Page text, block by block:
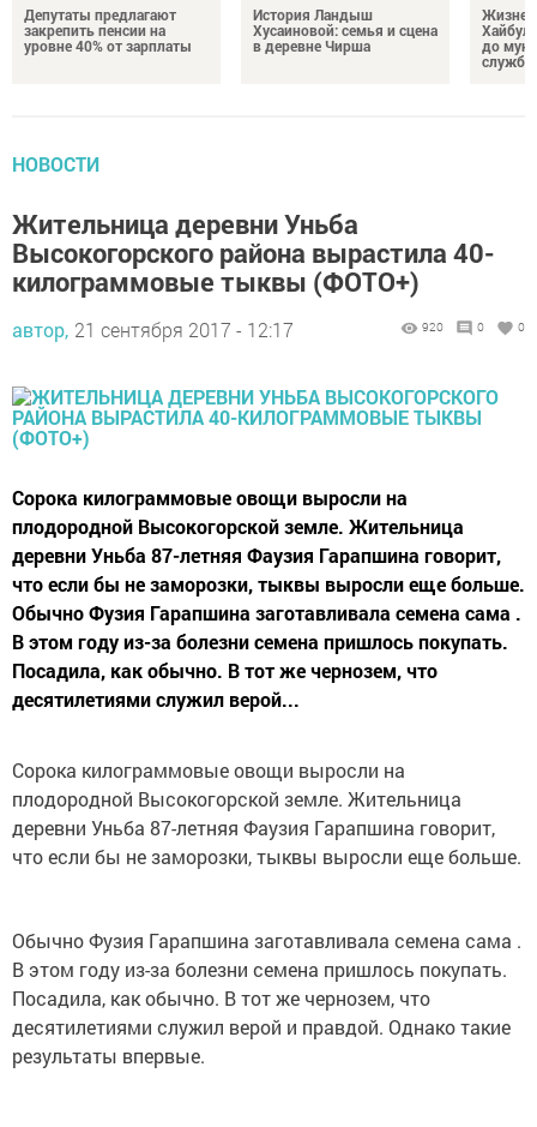
Депутаты предлагают
закрепить пенсии на
уровне 40% от зарплаты
История Ландыш
Хусаиновой: семья и сцена
в деревне Чирша
до
службы
НОВОСТИ
Жительница деревни Уньба
Высокогорского района вырастила 40-
килограммовые тыквы (ФОТО+)
автор, 21 сентября 2017 - 12:17 920 0 0
Сорока килограммовые овощи выросли на
плодородной Высокогорской земле. Жительница
деревни Уньба 87-летняя Фаузия Гарапшина говорит,
что если бы не заморозки, тыквы выросли еще больше.
Обычно Фузия Гарапшина заготавливала семена сама .
В этом году из-за болезни семена пришлось покупать.
Посадила, как обычно. В тот же чернозем, что
десятилетиями служил верой...
Сорока килограммовые овощи выросли на
плодородной Высокогорской земле. Жительница
деревни Уньба 87-летняя Фаузия Гарапшина говорит,
что если бы не заморозки, тыквы выросли еще больше.
Обычно Фузия Гарапшина заготавливала семена сама .
В этом году из-за болезни семена пришлось покупать.
Посадила, как обычно. В тот же чернозем, что
десятилетиями служил верой и правдой. Однако такие
результаты впервые.